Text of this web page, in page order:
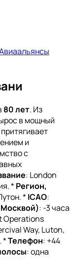
80 лет. Из
в мощный
и
с
: London
* Регион,
* ICAO:
: -3 часа
Operations
Way, Luton,
*Телефон: +44
: одна